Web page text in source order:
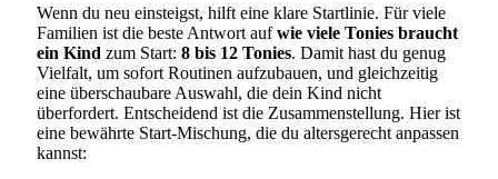
Wenn du neu einsteigst, hilft eine klare Startlinie. Für viele
Familien ist die beste Antwort aufwie viele Tonies braucht
ein Kind zum Start: 8 bis 12 Tonies. Damit hast du genug
Vielfalt, um sofort Routinen aufzubauen, und gleichzeitig
eine überschaubare Auswahl, die dein Kind nicht
überfordert. Entscheidend ist die Zusammenstellung. Hier ist
eine bewährte Start-Mischung, die du altersgerecht anpassen
kannst: